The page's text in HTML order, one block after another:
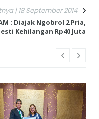
| 18 September 2014
: Diajak Ngobrol 2 Pria,
Kehilangan Rp40 Juta
SALATIGA
SAMBUT NATAL